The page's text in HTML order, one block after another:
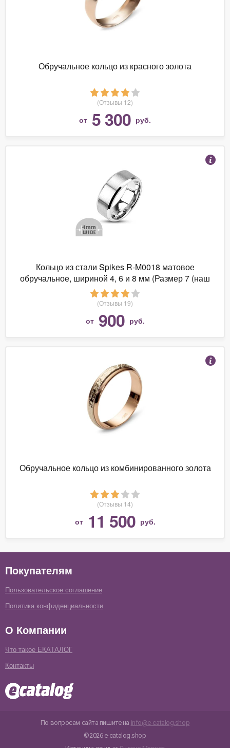
Обручальное кольцо из красного золота
(Отзывы 12)
от 5 300 руб.
Кольцо из стали Spikes R-M0018 матовое
обручальное, шириной 4, 6 и 8 мм (Размер 7 (наш
17,4), 6, 4)
(Отзывы 19)
от 900 руб.
Обручальное кольцо из комбинированного золота
(Отзывы 14)
от 11 500 руб.
Покупателям
Пользовательское соглашение
Политика конфиденциальности
О Компании
Что такое ЕКАТАЛОГ
Контакты
По вопросам сайта пишите на info@e-catalog.shop
©2026 e-catalog.shop